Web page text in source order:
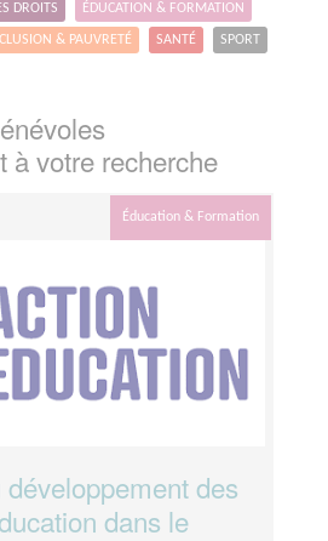
DROITS ÉDUCATION & FORMATION
& PAUVRETÉ SANTÉ SPORT
à votre recherche
Éducation & Formation
des
dans le